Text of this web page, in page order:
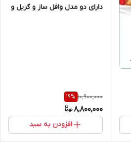
دارای دو مدل وافل ساز و گریل و
10,900,000
19%
8,800,000
افزودن به سبد